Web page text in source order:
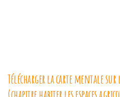
Télécharger la carte mentale